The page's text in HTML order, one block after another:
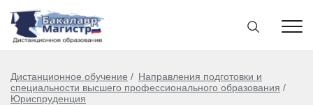
Дистанционное обучение
Направления подготовки и
специальности высшего профессионального образования
Юриспруденция